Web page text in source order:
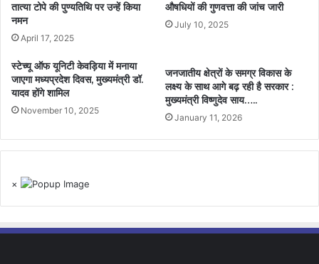
तात्या टोपे की पुण्यतिथि पर उन्हें किया
नमन
April 17, 2025
औषधियों की गुणवत्ता की जांच जारी
July 10, 2025
स्टेच्यू ऑफ यूनिटी केवड़िया में मनाया
जाएगा मध्यप्रदेश दिवस, मुख्यमंत्री डॉ.
यादव होंगे शामिल
November 10, 2025
जनजातीय क्षेत्रों के समग्र विकास के
लक्ष्य के साथ आगे बढ़ रही है सरकार :
मुख्यमंत्री विष्णुदेव साय…..
January 11, 2026
×